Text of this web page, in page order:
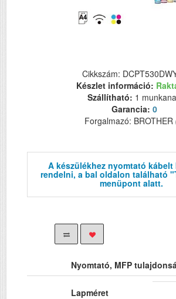
Cikkszám:
Készlet információ:
Szállítható: 1
Garancia: 0
Forgalmazó: BROTHER
A készülékhez nyomtató
rendelni, a bal oldalon található
menüpont alatt.
Nyomtató, MFP
Lapméret